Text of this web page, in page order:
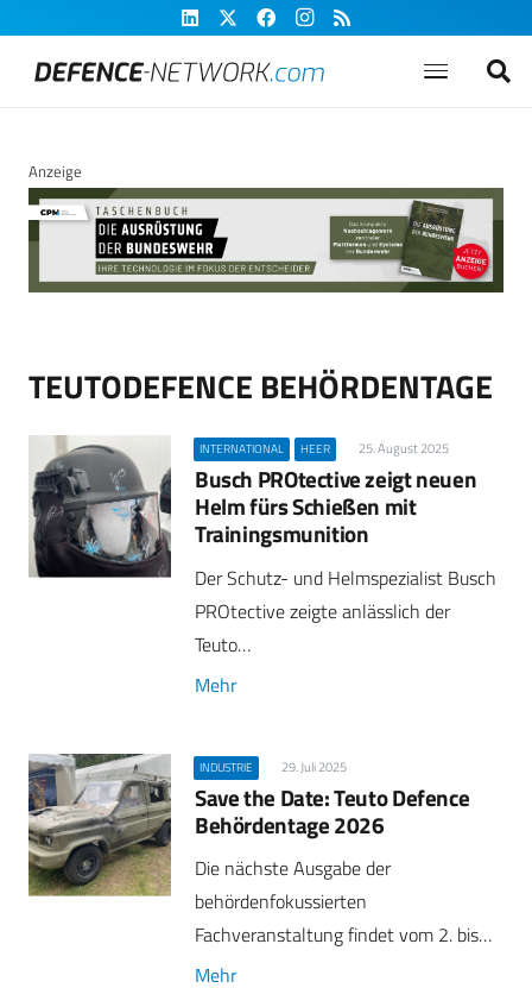
Anzeige
TEUTODEFENCE BEHÖRDENTAGE
INTERNATIONAL HEER 25. August 2025
Busch PROtective zeigt neuen
Helm fürs Schießen mit
Trainingsmunition
Der Schutz- und Helmspezialist Busch
PROtective zeigte anlässlich der
Teuto…
Mehr
INDUSTRIE 29. Juli 2025
Save the Date: Teuto Defence
Behördentage 2026
Die nächste Ausgabe der
behördenfokussierten
Fachveranstaltung findet vom 2. bis…
Mehr